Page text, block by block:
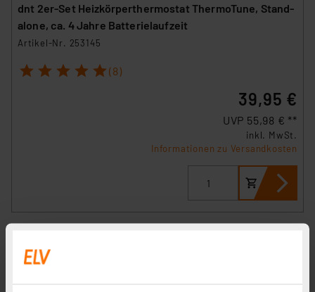
dnt 2er-Set Heizkörperthermostat ThermoTune, Stand-
alone, ca. 4 Jahre Batterielaufzeit
Artikel-Nr. 253145
1 2 3 4 5 (8)
39,95 €
UVP 55,98 € **
inkl. MwSt.
Informationen zu Versandkosten